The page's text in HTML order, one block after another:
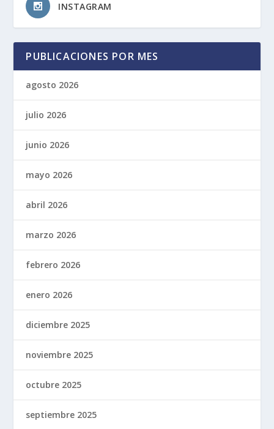
INSTAGRAM
PUBLICACIONES POR MES
agosto 2026
julio 2026
junio 2026
mayo 2026
abril 2026
marzo 2026
febrero 2026
enero 2026
diciembre 2025
noviembre 2025
octubre 2025
septiembre 2025